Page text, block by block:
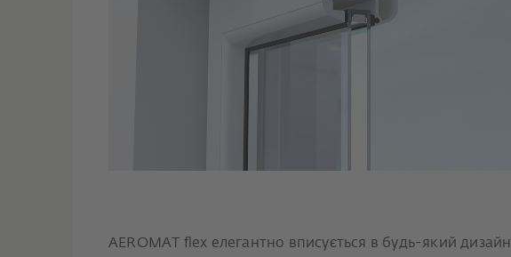
AEROMAT flex елегантно вписується в будь-який дизайн